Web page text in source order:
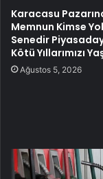
Karacasu
Memnun Kimse
Senedir
Kötü Yıllarımızı
Ağustos 5, 2026